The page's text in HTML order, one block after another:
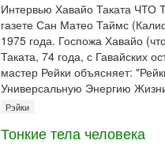
Интервью Хавайо Таката
газете Сан Матео Таймс
1975 года. Госпожа Хавайо
Таката, 74 года, с Гавайских
мастер Рейки объясняет:
Универсальную Энергию
Рэйки
Тонкие тела человека